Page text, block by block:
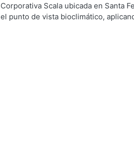
Corporativa Scala ubicada en Santa
el punto de vista bioclimático,